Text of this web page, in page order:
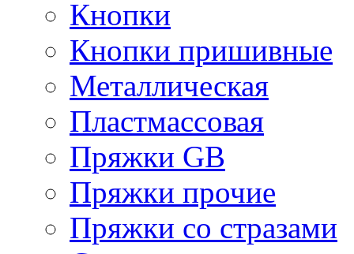
Кнопки
Кнопки пришивные
Металлическая
Пластмассовая
Пряжки GB
Пряжки прочие
Пряжки со стразами